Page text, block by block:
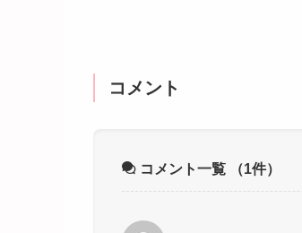
コメント
コメント一覧 （1件）